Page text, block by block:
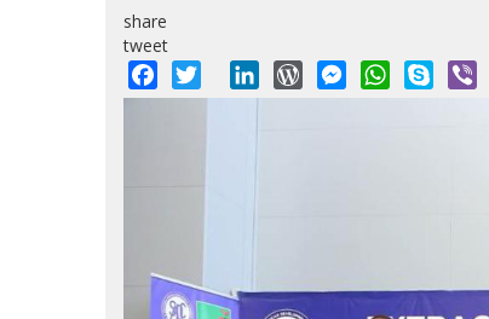
share
tweet
Facebook
Twitter LinkedInWordPressMessengerWhatsApp
Skype